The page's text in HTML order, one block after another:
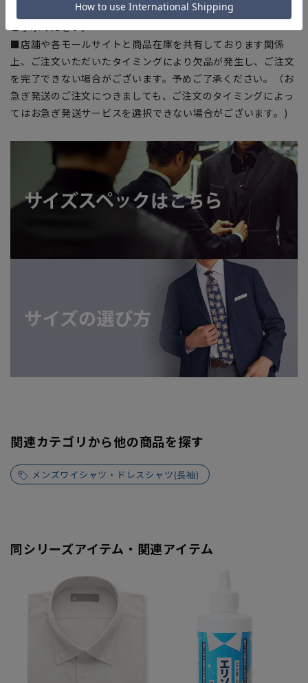
商品とサイズ表に若干の誤差が生じる場合がございます。予め
■店舗や各モールサイトと商品在庫を共有しております関係
上、ご注文いただいたタイミングにより欠品が発生し、ご注文
を完了できない場合がございます。予めご了承ください。（お
急ぎ発送のご注文につきましても、ご注文のタイミングによっ
てはお急ぎ発送サービスを選択できない場合がございます。)
関連カテゴリから他の商品を探す
メンズワイシャツ・ドレスシャツ(長袖)
同シリーズアイテム・関連アイテム